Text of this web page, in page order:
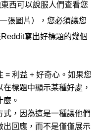
西可以說服人們查看您
張圖片），您必須讓您
寫出好標題的幾個
= 利益 + 好奇心。如果您
標題中顯示某種好處，
。
，因為這是一種讓他們
回應，而不是僅僅展示